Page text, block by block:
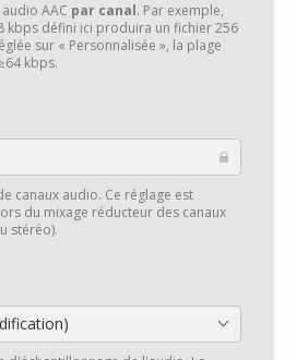
AAC par canal. Par exemple,
kbps défini ici produira un fichier 256
sur « Personnalisée », la plage
kbps.
canaux audio. Ce réglage est
du mixage réducteur des canaux
stéréo).